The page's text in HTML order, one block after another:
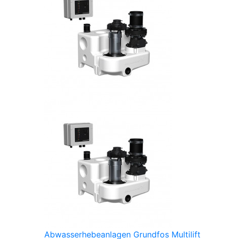
Abwasserhebeanlagen Grundfos Multilift